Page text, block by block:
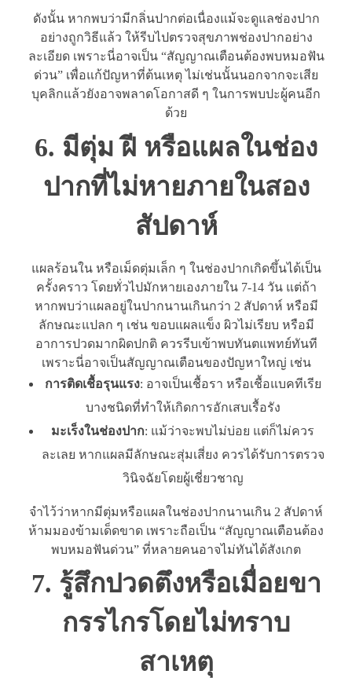
ดังนั้น หากพบว่ามีกลิ่นปากต่อเนื่องแม้จะดูแลช่องปาก
อย่างถูกวิธีแล้ว ให้รีบไปตรวจสุขภาพช่องปากอย่าง
ละเอียด เพราะนี่อาจเป็น “สัญญาณเตือนต้องพบหมอฟัน
ด่วน” เพื่อแก้ปัญหาที่ต้นเหตุ ไม่เช่นนั้นนอกจากจะเสีย
บุคลิกแล้วยังอาจพลาดโอกาสดี ๆ ในการพบปะผู้คนอีก
ด้วย
6. มีตุ่ม ฝี หรือแผลในช่อง
ปากที่ไม่หายภายในสอง
สัปดาห์
แผลร้อนใน หรือเม็ดตุ่มเล็ก ๆ ในช่องปากเกิดขึ้นได้เป็น
ครั้งคราว โดยทั่วไปมักหายเองภายใน 7-14 วัน แต่ถ้า
หากพบว่าแผลอยู่ในปากนานเกินกว่า 2 สัปดาห์ หรือมี
ลักษณะแปลก ๆ เช่น ขอบแผลแข็ง ผิวไม่เรียบ หรือมี
อาการปวดมากผิดปกติ ควรรีบเข้าพบทันตแพทย์ทันที
เพราะนี่อาจเป็นสัญญาณเตือนของปัญหาใหญ่ เช่น
การติดเชื้อรุนแรง: อาจเป็นเชื้อรา หรือเชื้อแบคทีเรีย
บางชนิดที่ทำให้เกิดการอักเสบเรื้อรัง
มะเร็งในช่องปาก: แม้ว่าจะพบไม่บ่อย แต่ก็ไม่ควร
ละเลย หากแผลมีลักษณะสุ่มเสี่ยง ควรได้รับการตรวจ
วินิจฉัยโดยผู้เชี่ยวชาญ
จำไว้ว่าหากมีตุ่มหรือแผลในช่องปากนานเกิน 2 สัปดาห์
ห้ามมองข้ามเด็ดขาด เพราะถือเป็น “สัญญาณเตือนต้อง
พบหมอฟันด่วน” ที่หลายคนอาจไม่ทันได้สังเกต
7. รู้สึกปวดตึงหรือเมื่อยขา
กรรไกรโดยไม่ทราบ
สาเหตุ